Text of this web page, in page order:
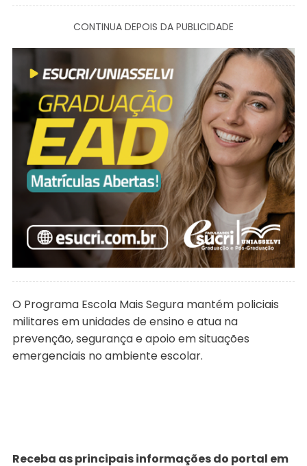
CONTINUA DEPOIS DA PUBLICIDADE
O Programa Escola Mais Segura mantém policiais
militares em unidades de ensino e atua na
prevenção, segurança e apoio em situações
emergenciais no ambiente escolar.
Receba as principais informações do portal em